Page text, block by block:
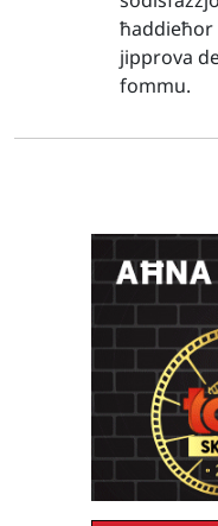
ħaddieħor
jipprova
fommu.